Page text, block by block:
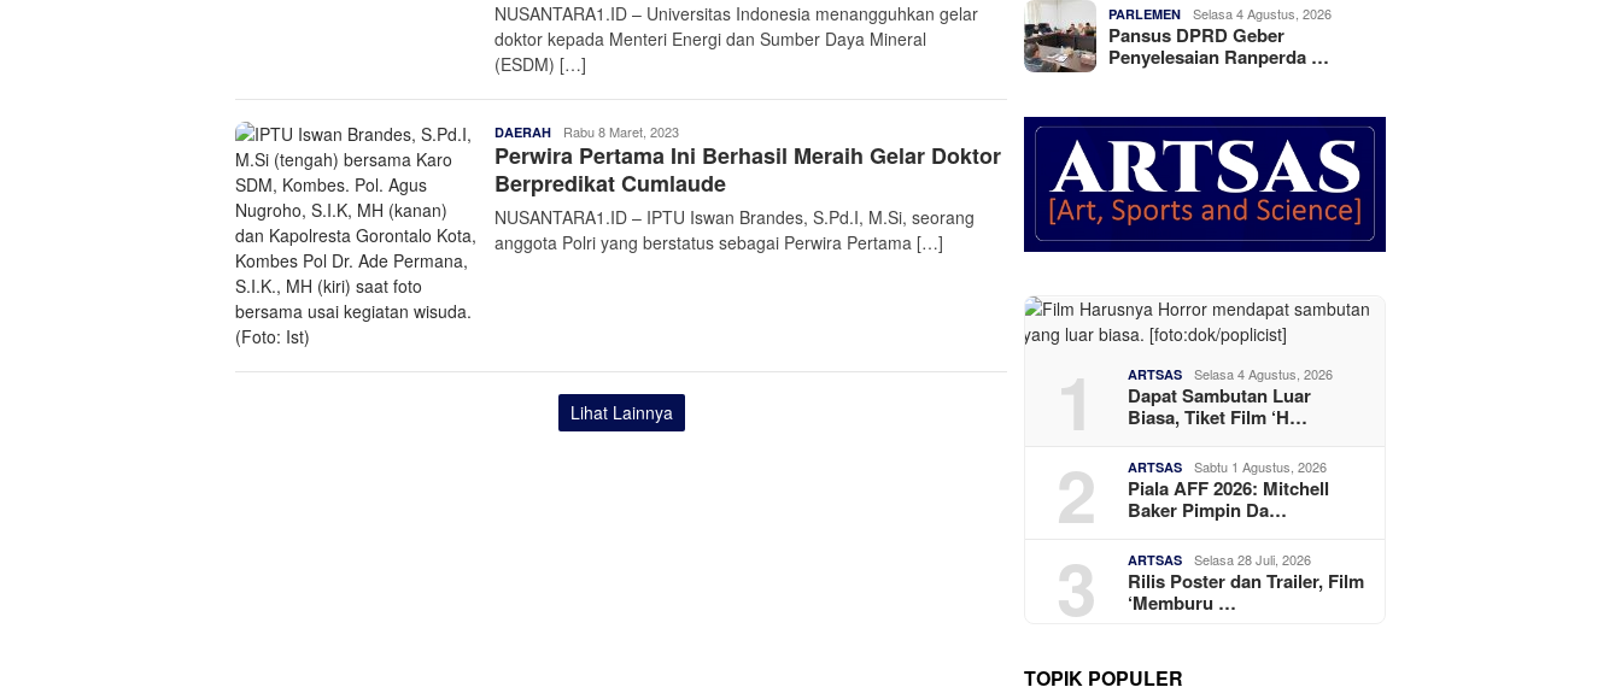
NUSANTARA1.ID – Universitas Indonesia menangguhkan gelar
doktor kepada Menteri Energi dan Sumber Daya Mineral
(ESDM) […]
DAERAH Admin
Nusantara
Rabu 8 Maret, 2023
Perwira Pertama Ini Berhasil Meraih Gelar Doktor
Berpredikat Cumlaude
NUSANTARA1.ID – IPTU Iswan Brandes, S.Pd.I, M.Si, seorang
anggota Polri yang berstatus sebagai Perwira Pertama […]
Lihat Lainnya
PARLEMEN Selasa 4 Agustus, 2026
Pansus DPRD Geber
Penyelesaian Ranperda …
1 ARTSAS Selasa 4 Agustus, 2026
Dapat Sambutan Luar
Biasa, Tiket Film ‘H…
2 ARTSAS Sabtu 1 Agustus, 2026
Piala AFF 2026: Mitchell
Baker Pimpin Da…
3 ARTSAS Selasa 28 Juli, 2026
Rilis Poster dan Trailer, Film
‘Memburu …
TOPIK POPULER